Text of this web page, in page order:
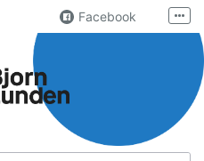
Facebook
Användargrupp
Kontakta oss
Fler